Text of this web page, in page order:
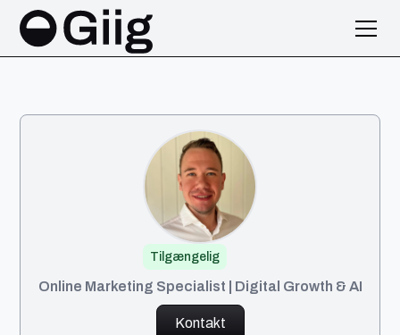
Tilgængelig
Thor
Online Marketing Specialist | Digital Growth & AI
Kontakt